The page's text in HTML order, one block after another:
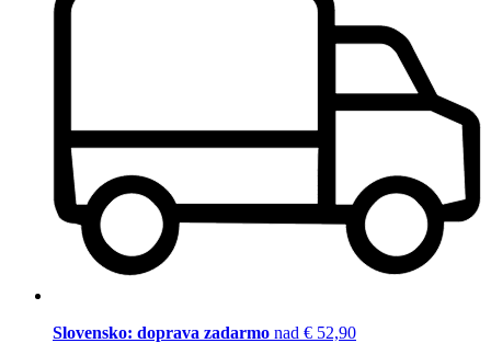
Slovensko: doprava zadarmo nad € 52,90